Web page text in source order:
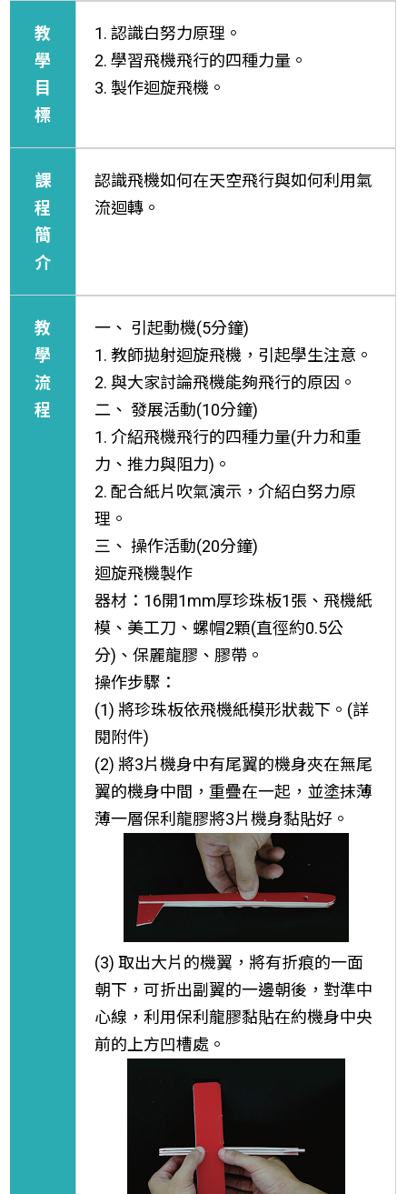
教
學
目
標
1. 認識白努力原理。
2. 學習飛機飛行的四種力量。
3. 製作迴旋飛機。
課
程
簡
介
認識飛機如何在天空飛行與如何利用氣
流迴轉。
教
學
流
程
一、 引起動機(5分鐘)
1. 教師拋射迴旋飛機，引起學生注意。
2. 與大家討論飛機能夠飛行的原因。
二、 發展活動(10分鐘)
1. 介紹飛機飛行的四種力量(升力和重
力、推力與阻力)。
2. 配合紙片吹氣演示，介紹白努力原
理。
三、 操作活動(20分鐘)
迴旋飛機製作
器材：16開1mm厚珍珠板1張、飛機紙
模、美工刀、螺帽2顆(直徑約0.5公
分)、保麗龍膠、膠帶。
操作步驟：
(1) 將珍珠板依飛機紙模形狀裁下。(詳
閱附件)
(2) 將3片機身中有尾翼的機身夾在無尾
翼的機身中間，重疊在一起，並塗抹薄
薄一層保利龍膠將3片機身黏貼好。
(3) 取出大片的機翼，將有折痕的一面
朝下，可折出副翼的一邊朝後，對準中
心線，利用保利龍膠黏貼在約機身中央
前的上方凹槽處。